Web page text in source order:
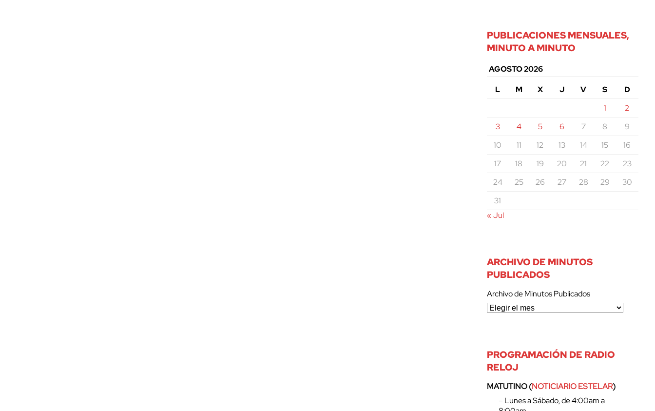
PUBLICACIONES MENSUALES,
MINUTO A MINUTO
AGOSTO 2026
L
M X J V S
D
1
2
3
4 5 6 7 8
9
10
11 12 13 14 15
16
17
18 19 20 21 22
23
24
25 26 27 28 29
30
31
« Jul
ARCHIVO DE MINUTOS
PUBLICADOS
Archivo de Minutos Publicados
PROGRAMACIÓN DE RADIO
RELOJ
MATUTINO (NOTICIARIO ESTELAR)
– Lunes a Sábado, de 4:00am a